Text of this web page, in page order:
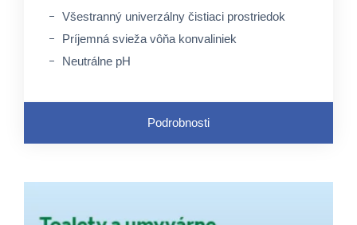
Všestranný univerzálny čistiaci prostriedok
Príjemná svieža vôňa konvaliniek
Neutrálne pH
Podrobnosti